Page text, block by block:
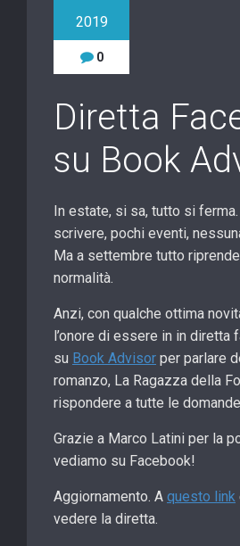
2019
0
Diretta
su Book
In estate, si sa, tutto si
scrivere, pochi eventi,
Ma a settembre tutto
normalità.
Anzi, con qualche ottima
l’onore di essere in in diretta
su Book Advisor per parlare
romanzo, La Ragazza della
rispondere a tutte le
Grazie a Marco Latini per la
vediamo su Facebook!
Aggiornamento. A questo link
vedere la diretta.